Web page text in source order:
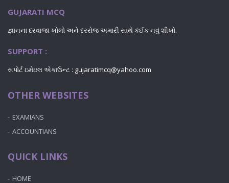
GUJARATI MCQ
જ્ઞાનના દરવાજા ખોલો અને દરરોજ અમારી સાથે કંઈક નવું શીખો.
SUPPORT :
સપોર્ટ ઇમેઇલ એકાઉન્ટ : gujaratimcq@yahoo.com
OTHER WEBSITES
EXAMIANS
ACCOUNTIANS
QUICK LINKS
HOME